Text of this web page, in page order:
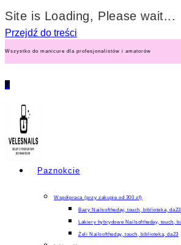
Site is Loading, Please wait...
Przejdź do treści
Wszystko do manicure dla profesjonalistów i amatorów
0
Paznokcie
Współpraca (przy zakupie od 300 zł)
Bazy Nailsoftheday, touch, biblioteka, da23
Lakiery hybrydowe Nailsoftheday, touch,
Żeli Nailsoftheday, touch, biblioteka, da23